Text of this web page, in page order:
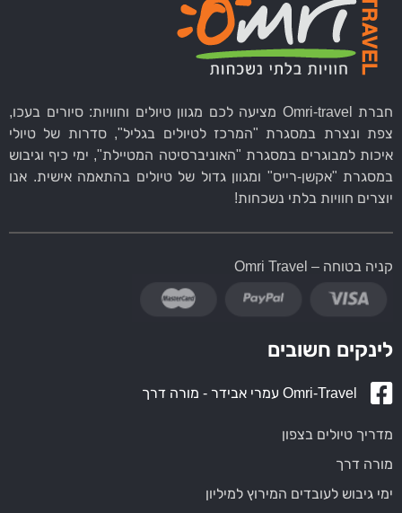
חברת Omri-travel מציעה לכם מגוון טיולים וחוויות: סיורים בעכו,
צפת ונצרת במסגרת "המרכז לטיולים בגליל", סדרות של טיולי
איכות למבוגרים במסגרת "האוניברסיטה המטיילת", ימי כיף וגיבוש
במסגרת "אקשן-רייס" ומגוון גדול של טיולים בהתאמה אישית. אנו
יוצרים חוויות בלתי נשכחות!
קניה בטוחה – Omri Travel
לינקים חשובים
Omri-Travel עמרי אבידר - מורה דרך
מדריך טיולים בצפון
מורה דרך
ימי גיבוש לעובדים המירוץ למיליון